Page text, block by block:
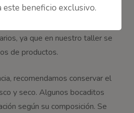
o haber estado en contacto
lácteos, huevo, frutos secos y
ya que en nuestro taller se
de productos.
recomendamos conservar el
y seco. Algunos bocaditos
según su composición. Se
beneficio exclusivo.